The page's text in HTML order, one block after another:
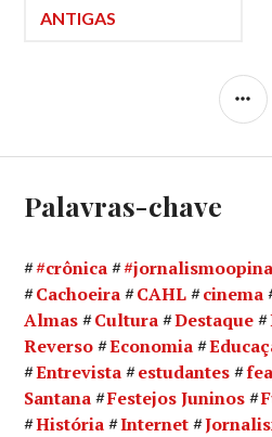
ANTIGAS
Palavras-chave
#crônica
Cachoeira
CAHL cinema
Almas
Cultura Destaque
Reverso
Economia
Entrevista
estudantes
Santana
Festejos Juninos
História
Internet